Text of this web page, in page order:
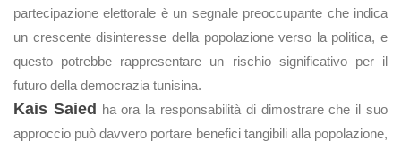
partecipazione elettorale è un segnale preoccupante che indica
un crescente disinteresse della popolazione verso la politica, e
questo potrebbe rappresentare un rischio significativo per il
futuro della democrazia tunisina.
Kais Saied ha ora la responsabilità di dimostrare che il suo
approccio può davvero portare benefici tangibili alla popolazione,